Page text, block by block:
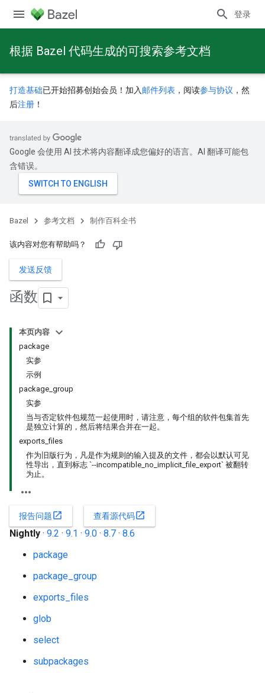
登录
根据 Bazel 代码生成的可搜索参考文档
打造基础已开始招募创始会员！加入 邮件列表 ，阅读参与协议 ，然
后注册 ！
Google 会使用 AI 技术将内容翻译成您偏好的语言。AI 翻译可能包
含错误。
Bazel 参考文档 制作百科全书
该内容对您有帮助吗？
发送反馈
函数
本页内容
package
实参
示例
package_group
实参
当与否定软件包规范一起使用时，请注意，每个组的软件包集首先
是独立计算的，然后将结果合并在一起。
exports_files
作为旧版行为，凡是作为规则的输入提及的文件，都会以默认可见
性导出，直到标志 `--incompatible_no_implicit_file_export` 被翻转
为止。
报告问题open_in_new 查看源代码open_in_new
Nightly · 9.2 · 9.1 · 9.0 · 8.7 · 8.6
package
package_group
exports_files
glob
select
subpackages